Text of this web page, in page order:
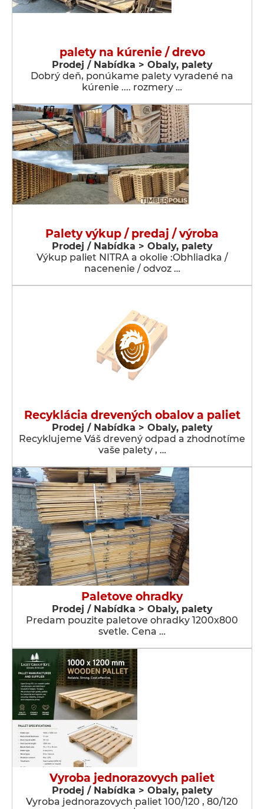
palety na kúrenie / drevo
Prodej / Nabídka > Obaly, palety
Dobrý deň, ponúkame palety vyradené na
kúrenie .... rozmery …
Palety výkup / predaj / výroba
Prodej / Nabídka > Obaly, palety
Výkup paliet NITRA a okolie :Obhliadka /
nacenenie / odvoz …
Recyklácia drevených obalov a paliet
Prodej / Nabídka > Obaly, palety
Recyklujeme Váš drevený odpad a zhodnotíme
vaše palety , …
Paletove ohradky
Prodej / Nabídka > Obaly, palety
Predam pouzite paletove ohradky 1200x800
svetle. Cena …
Vyroba jednorazovych paliet
Prodej / Nabídka > Obaly, palety
Vyroba jednorazovych paliet 100/120 , 80/120